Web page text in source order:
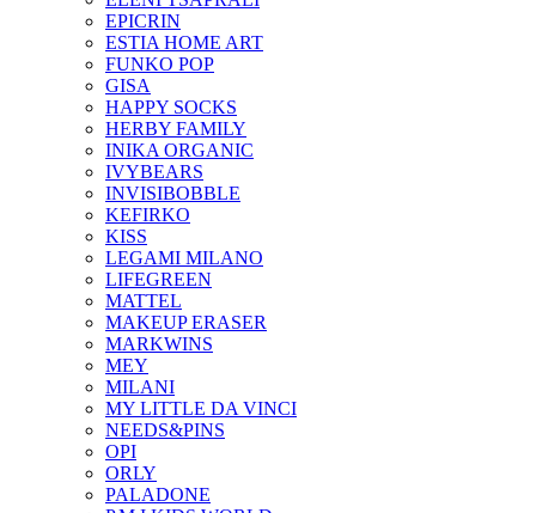
EPICRIN
ESTIA HOME ART
FUNKO POP
GISA
HAPPY SOCKS
HERBY FAMILY
INIKA ORGANIC
IVYBEARS
INVISIBOBBLE
KEFIRKO
KISS
LEGAMI MILANO
LIFEGREEN
MATTEL
MAKEUP ERASER
MARKWINS
MEY
MILANI
MY LITTLE DA VINCI
NEEDS&PINS
OPI
ORLY
PALADONE